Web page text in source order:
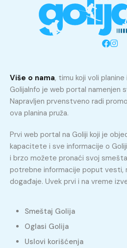
Više o nama, timu koji voli
GolijaInfo je web portal namenjen
Napravljen prvenstveno radi
ova planina pruža.
Prvi web portal na Goliji koji je
kapacitete i sve informacije o
i brzo možete pronaći svoj
potrebne informacije poput vesti,
događaje. Uvek prvi i na vreme
Smeštaj Golija
Oglasi Golija
Uslovi korišćenja